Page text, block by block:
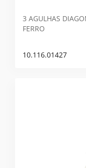
3 AGULHAS
FERRO
10.116.01427